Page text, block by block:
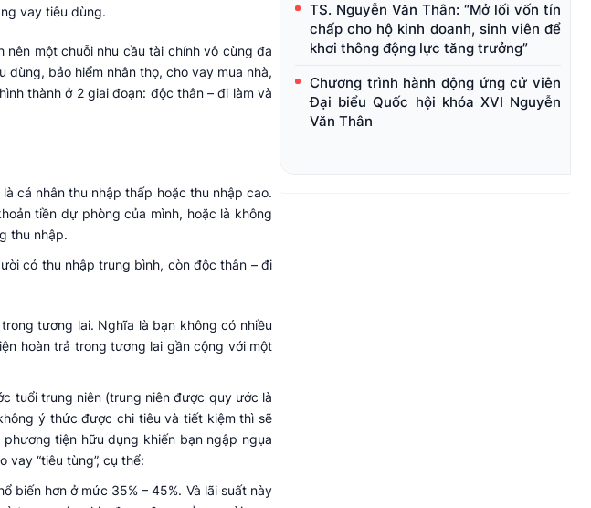
vay tiêu dùng.
nên một chuỗi nhu cầu tài chính vô cùng đa
bảo hiểm nhân thọ, cho vay mua nhà,
thành ở 2 giai đoạn: độc thân – đi làm và
cá nhân thu nhập thấp hoặc thu nhập cao.
tiền dự phòng của mình, hoặc là không
thu nhập.
có thu nhập trung bình, còn độc thân – đi
tương lai. Nghĩa là bạn không có nhiều
hoàn trả trong tương lai gần cộng với một
tuổi trung niên (trung niên được quy ước là
ý thức được chi tiêu và tiết kiệm thì sẽ
tiện hữu dụng khiến bạn ngập ngụa
“tiêu tùng”, cụ thể:
biến hơn ở mức 35% – 45%. Và lãi suất này
TS. Nguyễn Văn Thân: “Mở lối vốn tín
chấp cho hộ kinh doanh, sinh viên để
khơi thông động lực tăng trưởng”
Chương trình hành động ứng cử viên
Đại biểu Quốc hội khóa XVI Nguyễn
Văn Thân